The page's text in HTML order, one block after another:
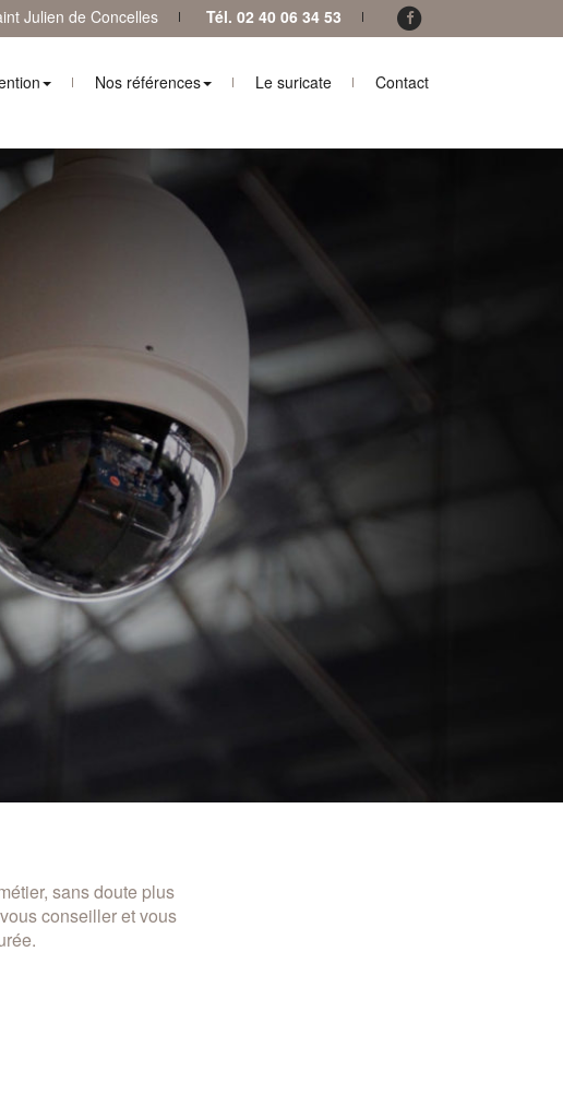
Julien de Concelles Tél. 02 40 06 34 53
Nos références Le suricate Contact
sans doute plus
conseiller et vous